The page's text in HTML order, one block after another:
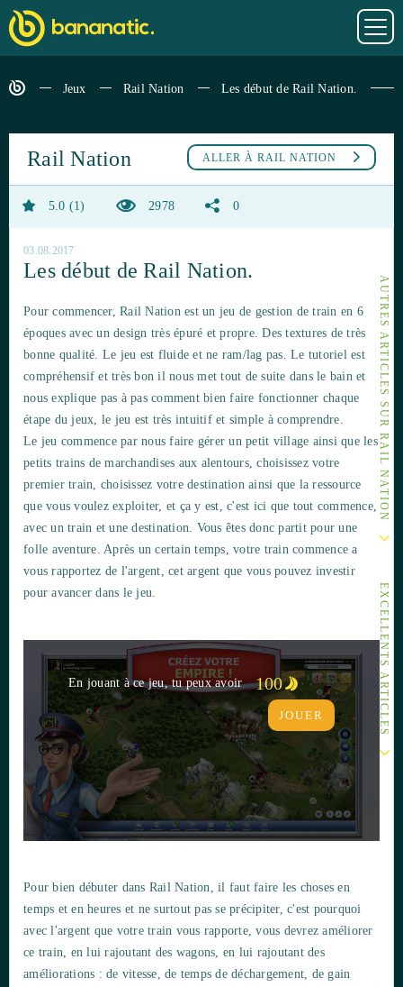
Jeux Rail Nation Les début de Rail Nation.
AUTRES ARTICLES SUR RAIL NATION
EXCELLENTS ARTICLES
ALLER À RAIL NATION
Rail Nation
5.0 1 2978 0
03.08.2017
Les début de Rail Nation.
Pour commencer, Rail Nation est un jeu de gestion de train en 6
époques avec un design très épuré et propre. Des textures de très
bonne qualité. Le jeu est fluide et ne ram/lag pas. Le tutoriel est
compréhensif et très bon il nous met tout de suite dans le bain et
nous explique pas à pas comment bien faire fonctionner chaque
étape du jeux, le jeu est très intuitif et simple à comprendre.
Le jeu commence par nous faire gérer un petit village ainsi que les
petits trains de marchandises aux alentours, choisissez votre
premier train, choisissez votre destination ainsi que la ressource
que vous voulez exploiter, et ça y est, c'est ici que tout commence,
avec un train et une destination. Vous êtes donc partit pour une
folle aventure. Après un certain temps, votre train commence a
vous rapportez de l'argent, cet argent que vous pouvez investir
pour avancer dans le jeu.
En jouant à ce jeu, tu peux avoir 100
JOUER
Pour bien débuter dans Rail Nation, il faut faire les choses en
temps et en heures et ne surtout pas se précipiter, c'est pourquoi
avec l'argent que votre train vous rapporte, vous devrez améliorer
ce train, en lui rajoutant des wagons, en lui rajoutant des
améliorations : de vitesse, de temps de déchargement, de gain